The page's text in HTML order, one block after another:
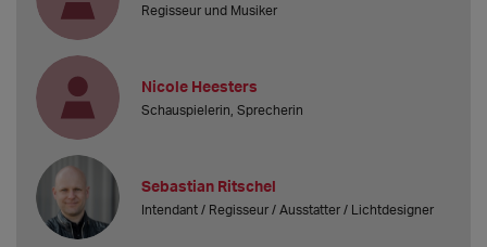
Regisseur und Musiker
Nicole Heesters
Schauspielerin, Sprecherin
Sebastian Ritschel
Intendant / Regisseur / Ausstatter / Lichtdesigner